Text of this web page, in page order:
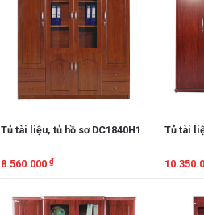
Tủ tài liệu, tủ hồ sơ DC1840H1
8.560.000 ₫
Tủ tài